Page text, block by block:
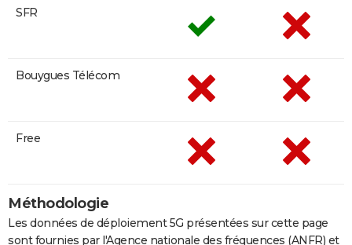
SFR
Bouygues Télécom
Free
Méthodologie
Les données de déploiement 5G présentées sur cette page
sont fournies par l'Agence nationale des fréquences (ANFR) et